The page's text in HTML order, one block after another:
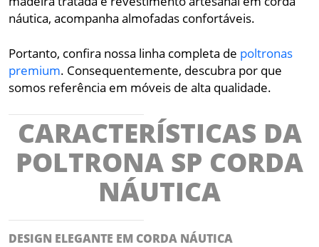
náutica, acompanha almofadas confortáveis.
Portanto, confira nossa linha completa de poltronas
premium. Consequentemente, descubra por que
somos referência em móveis de alta qualidade.
CARACTERÍSTICAS DA
POLTRONA SP CORDA
NÁUTICA
DESIGN ELEGANTE EM CORDA NÁUTICA